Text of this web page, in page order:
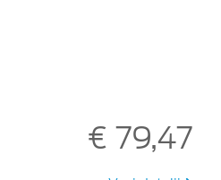
€ 79,47